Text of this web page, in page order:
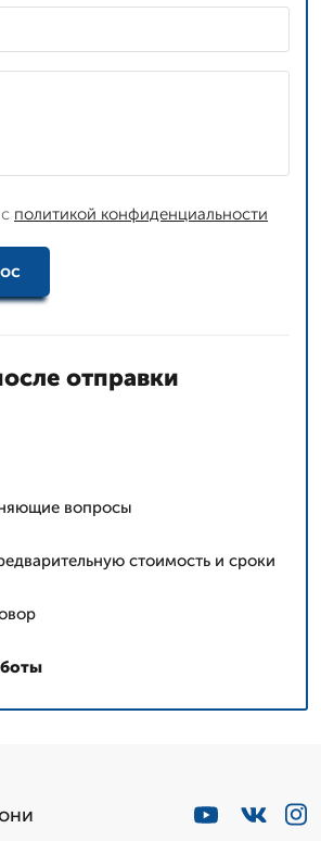
политикой конфиденциальности
отправки
вопросы
стоимость и сроки